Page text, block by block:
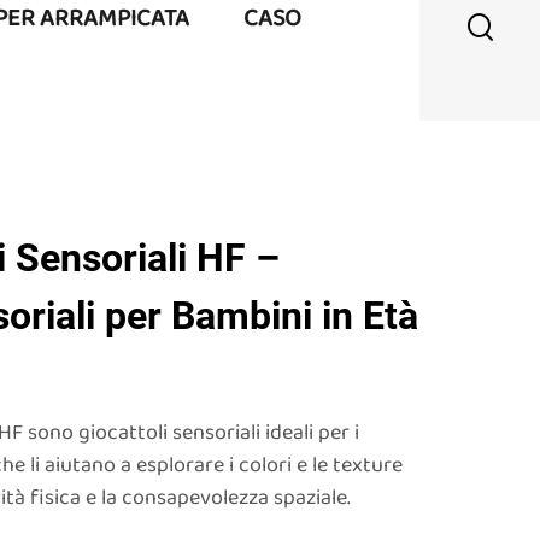
ARRAMPICATA CASO
HF –
per Bambini in Età
sono giocattoli sensoriali ideali per i
li aiutano a esplorare i colori e le texture
fisica e la consapevolezza spaziale.